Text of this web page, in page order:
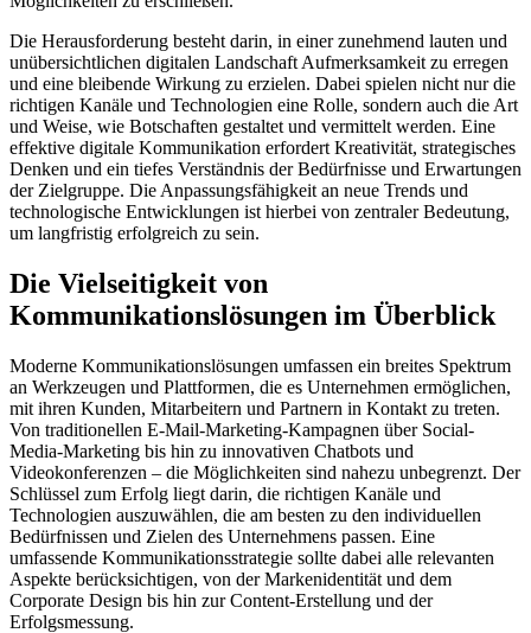
Die Herausforderung besteht darin, in einer zunehmend lauten und
unübersichtlichen digitalen Landschaft Aufmerksamkeit zu erregen
und eine bleibende Wirkung zu erzielen. Dabei spielen nicht nur die
richtigen Kanäle und Technologien eine Rolle, sondern auch die Art
und Weise, wie Botschaften gestaltet und vermittelt werden. Eine
effektive digitale Kommunikation erfordert Kreativität, strategisches
Denken und ein tiefes Verständnis der Bedürfnisse und Erwartungen
der Zielgruppe. Die Anpassungsfähigkeit an neue Trends und
technologische Entwicklungen ist hierbei von zentraler Bedeutung,
um langfristig erfolgreich zu sein.
Die Vielseitigkeit von
Kommunikationslösungen im Überblick
Moderne Kommunikationslösungen umfassen ein breites Spektrum
an Werkzeugen und Plattformen, die es Unternehmen ermöglichen,
mit ihren Kunden, Mitarbeitern und Partnern in Kontakt zu treten.
Von traditionellen E-Mail-Marketing-Kampagnen über Social-
Media-Marketing bis hin zu innovativen Chatbots und
Videokonferenzen – die Möglichkeiten sind nahezu unbegrenzt. Der
Schlüssel zum Erfolg liegt darin, die richtigen Kanäle und
Technologien auszuwählen, die am besten zu den individuellen
Bedürfnissen und Zielen des Unternehmens passen. Eine
umfassende Kommunikationsstrategie sollte dabei alle relevanten
Aspekte berücksichtigen, von der Markenidentität und dem
Corporate Design bis hin zur Content-Erstellung und der
Erfolgsmessung.